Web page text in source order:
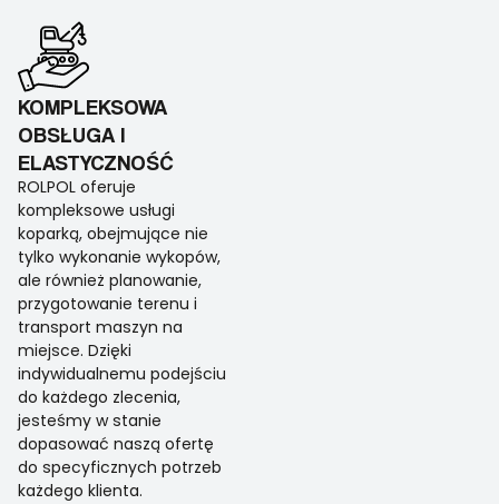
KOMPLEKSOWA
OBSŁUGA I
ELASTYCZNOŚĆ
ROLPOL oferuje
kompleksowe usługi
koparką, obejmujące nie
tylko wykonanie wykopów,
ale również planowanie,
przygotowanie terenu i
transport maszyn na
miejsce. Dzięki
indywidualnemu podejściu
do każdego zlecenia,
jesteśmy w stanie
dopasować naszą ofertę
do specyficznych potrzeb
każdego klienta.